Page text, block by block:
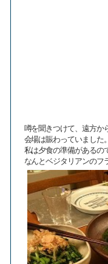
噂を聞きつけて、遠方か
会場は賑わっていました。
私は夕食の準備があるの
なんとベジタリアンのフ